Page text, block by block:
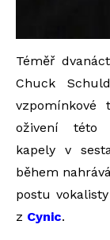
Téměř
Chuck
vzpomínkové
oživení této
kapely v
během
postu
z Cynic.